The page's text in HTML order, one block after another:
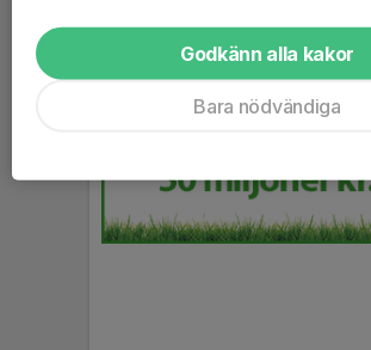
Godkänn alla kakor
Bara nödvändiga